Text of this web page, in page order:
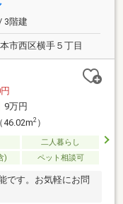
3階建
市西区横手５丁目
9万円
46.02m2）
二人暮らし
) ペット相談可
です。お気軽にお問